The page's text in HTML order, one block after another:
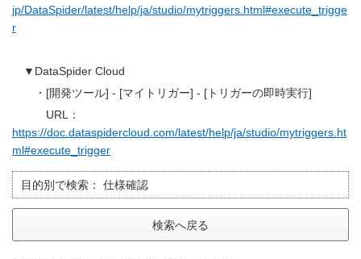
jp/DataSpider/latest/help/ja/studio/mytriggers.html#execute_trigge
r
▼DataSpider Cloud
・[開発ツール] - [マイトリガー] - [トリガーの即時実行]
URL：
https://doc.dataspidercloud.com/latest/help/ja/studio/mytriggers.ht
ml#execute_trigger
目的別で検索： 仕様確認
検索へ戻る